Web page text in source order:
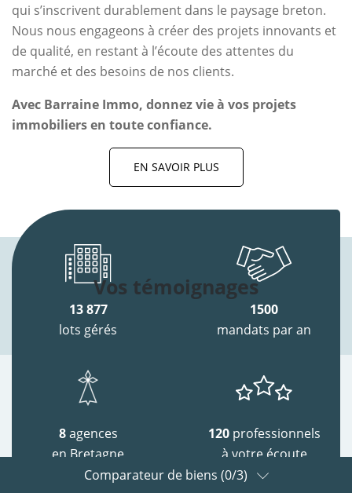
qui s’inscrivent durablement dans le paysage breton.
Nous nous engageons à créer des projets innovants et
de qualité, en restant à l’écoute des attentes du
marché et des besoins de nos clients.
Avec Barraine Immo, donnez vie à vos projets
immobiliers en toute confiance.
EN SAVOIR PLUS
Vos témoignages
13 877
lots gérés
1500
mandats par an
8agences
en Bretagne
120 professionnels
à votre écoute
Comparateur de biens (0/3)